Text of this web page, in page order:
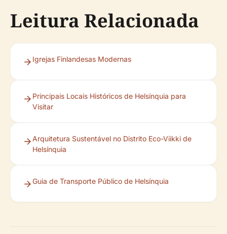
Leitura Relacionada
Igrejas Finlandesas Modernas
Principais Locais Históricos de Helsínquia para
Visitar
Arquitetura Sustentável no Distrito Eco-Viikki de
Helsínquia
Guia de Transporte Público de Helsínquia